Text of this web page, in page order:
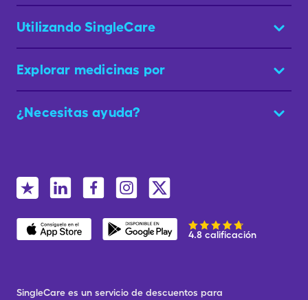
Utilizando SingleCare
Explorar medicinas por
¿Necesitas ayuda?
4.8 calificación
SingleCare es un servicio de descuentos para